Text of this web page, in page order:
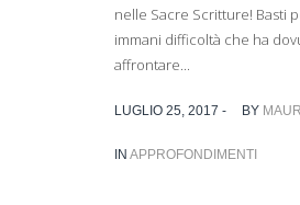
nelle Sacre Scritture! Basti
immani difficoltà che ha
affrontare...
LUGLIO 25, 2017 - BY
IN APPROFONDIMENTI